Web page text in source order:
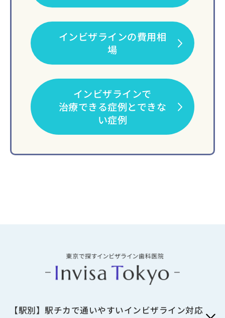
インビザラインの費用相
場
インビザラインで
治療できる症例とできな
い症例
【駅別】駅チカで通いやすいインビザライン対応